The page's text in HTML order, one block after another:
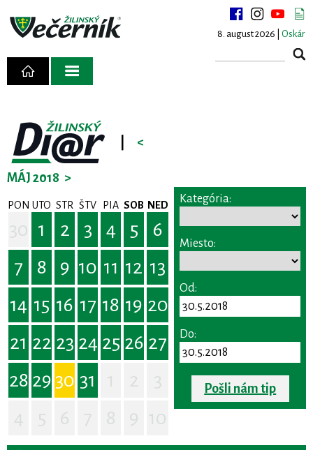
8. august 2026 | Oskár
<
MÁJ 2018 >
PON UTO STR ŠTV PIA SOB NED
1 2 3 4 5
6
7
8 9 10 11 12 13
14 15 16 17 18 19 20
21 22 23 24 25 26 27
28 29 30 31
Kategória:
Miesto:
Od:
Do:
Pošli nám tip